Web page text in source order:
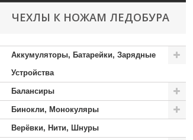
ЧЕХЛЫ К НОЖАМ ЛЕДОБУРА
Аккумуляторы, Батарейки, Зарядные
Устройства
Балансиры
Бинокли, Монокуляры
Верёвки, Нити, Шнуры